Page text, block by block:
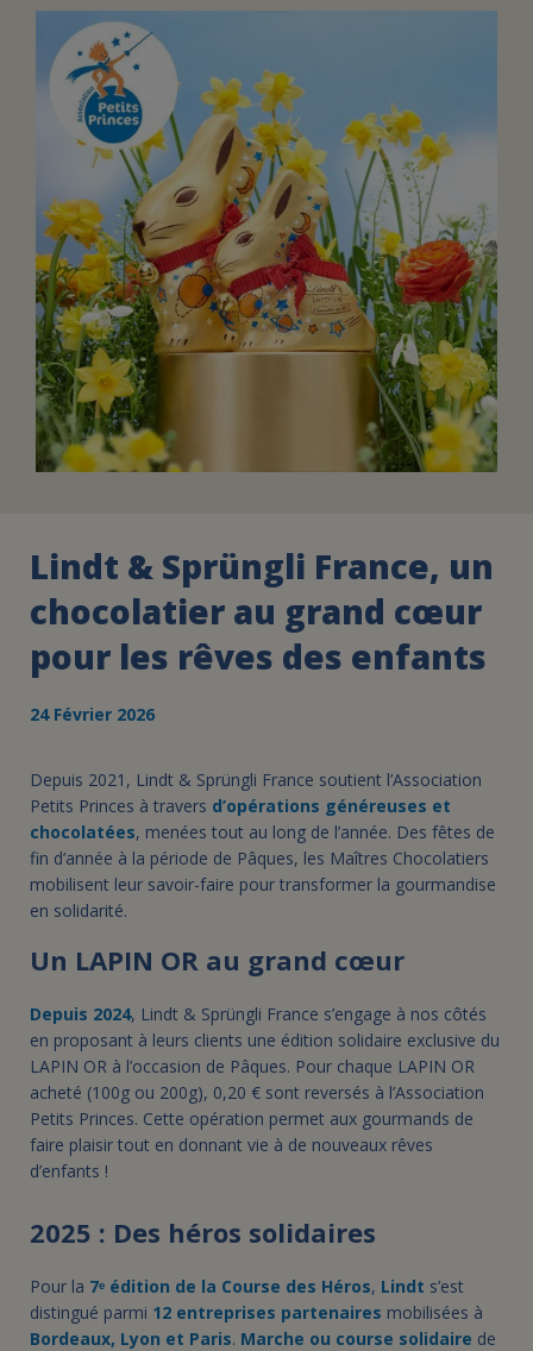
ASSURANCE VIE/LEGS
ESPACE PRESSE
JE DEVIENS
BÉNÉVOLE
DEVENIR
UN PETIT PRINCE
Lindt & Sprüngli France, un
chocolatier au grand cœur
pour les rêves des enfants
24 Février 2026
Depuis 2021, Lindt & Sprüngli France soutient l’Association
Petits Princes à travers d’opérations généreuses et
chocolatées, menées tout au long de l’année. Des fêtes de
fin d’année à la période de Pâques, les Maîtres Chocolatiers
mobilisent leur savoir-faire pour transformer la gourmandise
en solidarité.
Un LAPIN OR au grand cœur
Depuis 2024, Lindt & Sprüngli France s’engage à nos côtés
en proposant à leurs clients une édition solidaire exclusive du
LAPIN OR à l’occasion de Pâques. Pour chaque LAPIN OR
acheté (100g ou 200g), 0,20 € sont reversés à l’Association
Petits Princes. Cette opération permet aux gourmands de
faire plaisir tout en donnant vie à de nouveaux rêves
d’enfants !
2025 : Des héros solidaires
Pour la 7ᵉ édition de la Course des Héros, Lindt s’est
distingué parmi 12 entreprises partenaires mobilisées à
Bordeaux, Lyon et Paris. Marche ou course solidaire de